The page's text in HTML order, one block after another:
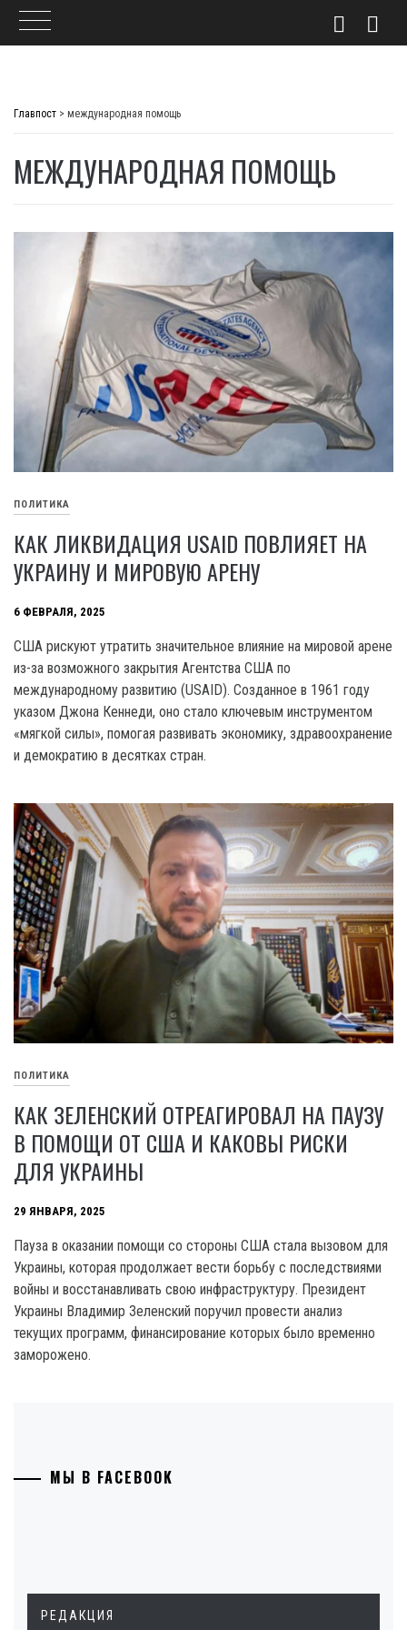
Главпост > международная помощь
МЕЖДУНАРОДНАЯ ПОМОЩЬ
ПОЛИТИКА
КАК ЛИКВИДАЦИЯ USAID ПОВЛИЯЕТ НА
УКРАИНУ И МИРОВУЮ АРЕНУ
6 ФЕВРАЛЯ, 2025
США рискуют утратить значительное влияние на мировой арене
из-за возможного закрытия Агентства США по
международному развитию (USAID). Созданное в 1961 году
указом Джона Кеннеди, оно стало ключевым инструментом
«мягкой силы», помогая развивать экономику, здравоохранение
и демократию в десятках стран.
ПОЛИТИКА
КАК ЗЕЛЕНСКИЙ ОТРЕАГИРОВАЛ НА ПАУЗУ
В ПОМОЩИ ОТ США И КАКОВЫ РИСКИ
ДЛЯ УКРАИНЫ
29 ЯНВАРЯ, 2025
Пауза в оказании помощи со стороны США стала вызовом для
Украины, которая продолжает вести борьбу с последствиями
войны и восстанавливать свою инфраструктуру. Президент
Украины Владимир Зеленский поручил провести анализ
текущих программ, финансирование которых было временно
заморожено.
МЫ В FACEBOOK
РЕДАКЦИЯ